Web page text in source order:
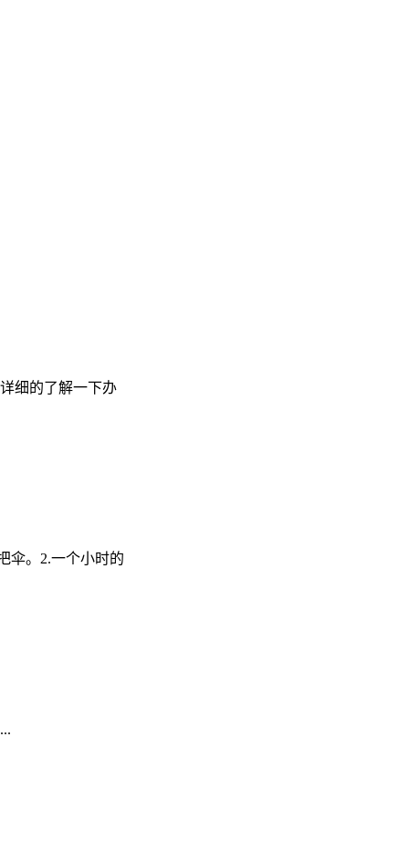
细的了解一下办
伞。2.一个小时的